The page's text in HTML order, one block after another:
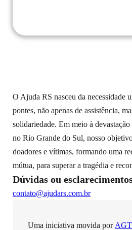
O Ajuda RS nasceu da necessidade
pontes, não apenas de assistência,
solidariedade. Em meio à devastação
no Rio Grande do Sul, nosso
doadores e vítimas, formando uma
mútua, para superar a tragédia e
Dúvidas ou
contato@ajudars.com.br
Uma iniciativa movida por